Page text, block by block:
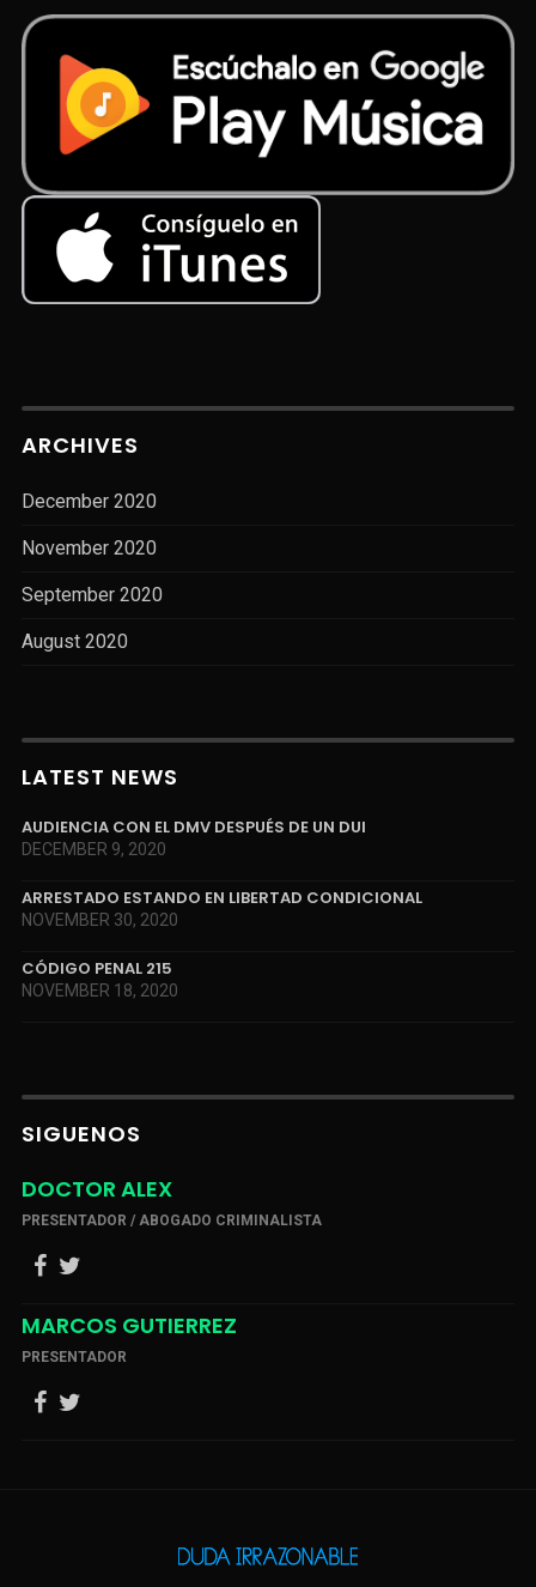
ARCHIVES
December 2020
November 2020
September 2020
August 2020
LATEST NEWS
AUDIENCIA CON EL DMV DESPUÉS DE UN DUI
DECEMBER 9, 2020
ARRESTADO ESTANDO EN LIBERTAD CONDICIONAL
NOVEMBER 30, 2020
CÓDIGO PENAL 215
NOVEMBER 18, 2020
SIGUENOS
DOCTOR ALEX
PRESENTADOR / ABOGADO CRIMINALISTA
MARCOS GUTIERREZ
PRESENTADOR